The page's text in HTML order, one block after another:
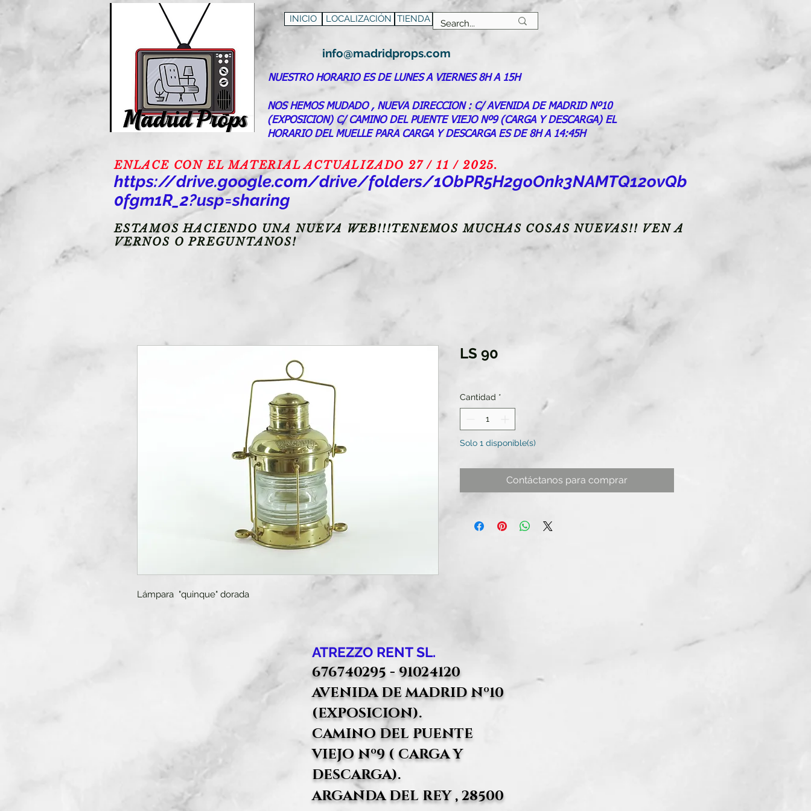
INICIO LOCALIZACIÓN TIENDA
info@madridprops.com
NUESTRO HORARIO ES DE LUNES A VIERNES 8H A 15H
NOS HEMOS MUDADO , NUEVA DIRECCION : C/ AVENIDA DE MADRID Nº10
(EXPOSICION) C/ CAMINO DEL PUENTE VIEJO Nº9 (CARGA Y DESCARGA) EL
HORARIO DEL MUELLE PARA CARGA Y DESCARGA ES DE 8H A 14:45H
ENLACE CON EL MATERIAL ACTUALIZADO 27 / 11 / 2025.
https://drive.google.com/drive/folders/1ObPR5H2goOnk3NAMTQ12ovQb
0fgm1R_2?usp=sharing
ESTAMOS HACIENDO UNA NUEVA WEB!!!TENEMOS MUCHAS COSAS NUEVAS!! VEN A
VERNOS O PREGUNTANOS!
Lámpara "quinque" dorada
LS 90
Cantidad *
Solo 1 disponible(s)
Contáctanos para comprar
ATREZZO RENT SL.
676740295 - 91024120
AVENIDA DE MADRID Nº10
(EXPOSICION).
CAMINO DEL PUENTE
VIEJO Nº9 ( CARGA Y
DESCARGA).
ARGANDA DEL REY , 28500